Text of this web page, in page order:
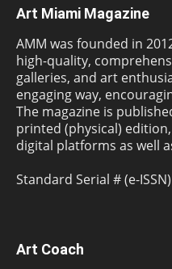
Art Miami Magazine
AMM was founded in
high-quality,
galleries, and art
engaging way,
The magazine is
printed (physical)
digital platforms as well
Standard Serial # (e-
Art Coach